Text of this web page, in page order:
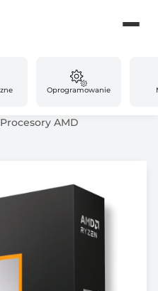
Oprogramowanie
Procesory AMD